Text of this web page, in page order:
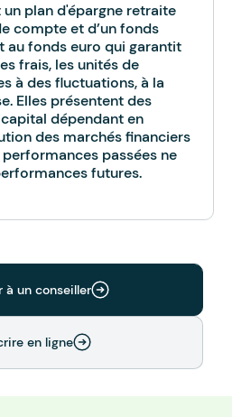
un plan d'épargne retraite
compte et d’un fonds
au fonds euro qui garantit
frais, les unités de
à des fluctuations, à la
Elles présentent des
dépendant en
des marchés financiers
passées ne
futures.
à un conseiller
en ligne